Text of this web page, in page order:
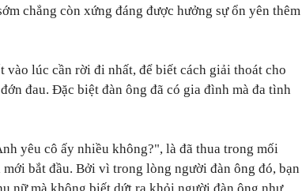
chẳng còn xứng đáng được hưởng sự ổn yên thêm
vào lúc cần rời đi nhất, để biết cách giải thoát cho
đau. Đặc biệt đàn ông đã có gia đình mà đa tình
yêu cô ấy nhiều không?", là đã thua trong mối
bắt đầu. Bởi vì trong lòng người đàn ông đó, bạn